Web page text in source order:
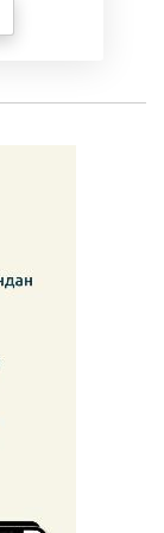
қилиш
қилиш
билан
қилиш
улуш